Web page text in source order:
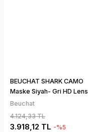
BEUCHAT SHARK CAMO
Maske Siyah- Gri HD Lens
Beuchat
4.124,33 TL
3.918,12 TL -%5